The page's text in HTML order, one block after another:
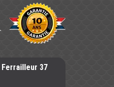
Ferrailleur 37